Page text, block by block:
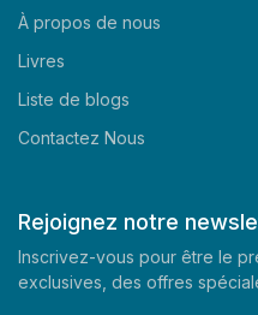
À propos de nous
Livres
Liste de blogs
Contactez Nous
Rejoignez notre
Inscrivez-vous pour être le
exclusives, des offres